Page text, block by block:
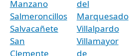
Manzano
Salmeroncillos
Salvacañete
San
Clemente
del
Marquesado
Villalpardo
Villamayor
de